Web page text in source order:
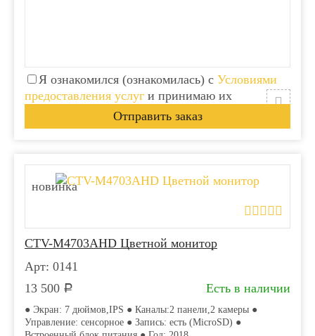
Я ознакомился (ознакомилась) с Условиями
предоставления услуг и принимаю их
новинка
CTV-M4703AHD Цветной монитор
Арт: 0141
13 500 Р Есть в наличии
● Экран: 7 дюймов,IPS ● Каналы:2 панели,2 камеры ●
Управление: сенсорное ● Запись: есть (MicroSD) ●